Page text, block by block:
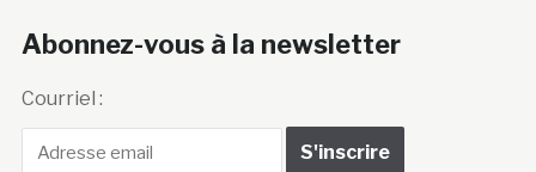
Abonnez-vous à la newsletter
Courriel :